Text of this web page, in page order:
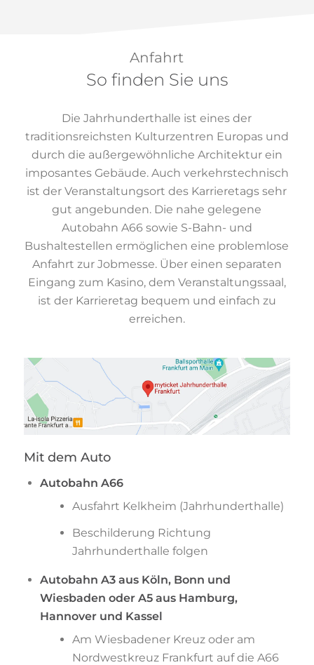
Anfahrt
So finden Sie uns
Die Jahrhunderthalle ist eines der
traditionsreichsten Kulturzentren Europas und
durch die außergewöhnliche Architektur ein
imposantes Gebäude. Auch verkehrstechnisch
ist der Veranstaltungsort des Karrieretags sehr
gut angebunden. Die nahe gelegene
Autobahn A66 sowie S-Bahn- und
Bushaltestellen ermöglichen eine problemlose
Anfahrt zur Jobmesse. Über einen separaten
Eingang zum Kasino, dem Veranstaltungssaal,
ist der Karrieretag bequem und einfach zu
erreichen.
Mit dem Auto
Autobahn A66
Ausfahrt Kelkheim (Jahrhunderthalle)
Beschilderung Richtung
Jahrhunderthalle folgen
Autobahn A3 aus Köln, Bonn und
Wiesbaden oder A5 aus Hamburg,
Hannover und Kassel
Am Wiesbadener Kreuz oder am
Nordwestkreuz Frankfurt auf die A66